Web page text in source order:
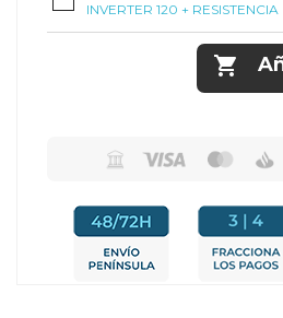
INVERTER 120 + RESISTENCIA
